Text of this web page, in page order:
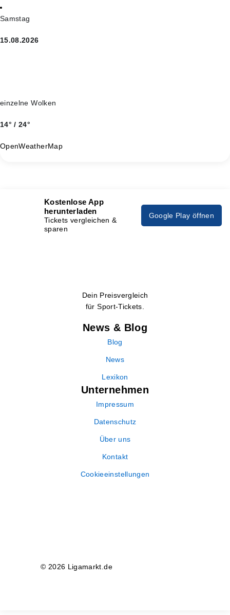
Samstag
15.08.2026
einzelne Wolken
14° / 24°
OpenWeatherMap
Kostenlose App
herunterladen
Tickets vergleichen &
sparen
Google Play öffnen
Dein Preisvergleich
für Sport-Tickets.
News & Blog
Blog
News
Lexikon
Unternehmen
Impressum
Datenschutz
Über uns
Kontakt
Cookieeinstellungen
© 2026 Ligamarkt.de